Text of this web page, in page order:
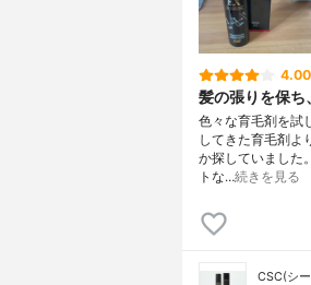
4.00
髪の張りを保ち
色々な育毛剤を試
してきた育毛剤よ
か探していました
トな…続きを見る
CSC(シ